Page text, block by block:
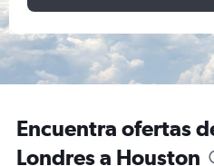
Encuentra ofertas
Londres a Houston